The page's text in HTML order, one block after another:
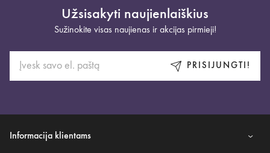
Užsisakyti naujienlaiškius
Sužinokite visas naujienas ir akcijas pirmieji!
PRISIJUNGTI!
Informacija klientams